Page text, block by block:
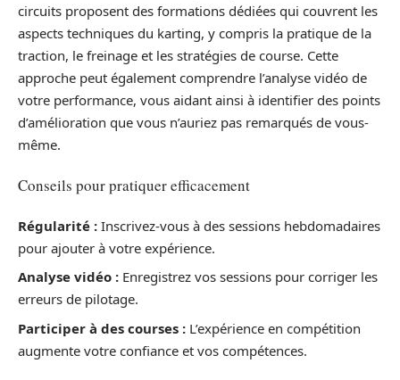
circuits proposent des formations dédiées qui couvrent les
aspects techniques du karting, y compris la pratique de la
traction, le freinage et les stratégies de course. Cette
approche peut également comprendre l’analyse vidéo de
votre performance, vous aidant ainsi à identifier des points
d’amélioration que vous n’auriez pas remarqués de vous-
même.
Conseils pour pratiquer efficacement
Régularité : Inscrivez-vous à des sessions hebdomadaires
pour ajouter à votre expérience.
Analyse vidéo : Enregistrez vos sessions pour corriger les
erreurs de pilotage.
Participer à des courses : L’expérience en compétition
augmente votre confiance et vos compétences.